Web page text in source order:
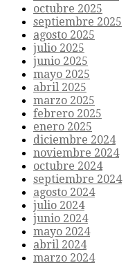
octubre 2025
septiembre 2025
agosto 2025
julio 2025
junio 2025
mayo 2025
abril 2025
marzo 2025
febrero 2025
enero 2025
diciembre 2024
noviembre 2024
octubre 2024
septiembre 2024
agosto 2024
julio 2024
junio 2024
mayo 2024
abril 2024
marzo 2024